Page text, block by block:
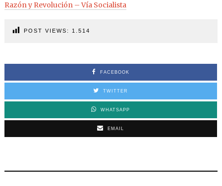
Razón y Revolución – Vía Socialista
POST VIEWS: 1.514
FACEBOOK
TWITTER
WHATSAPP
EMAIL